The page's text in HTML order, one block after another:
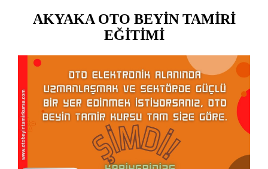
AKYAKA OTO BEYİN TAMİRİ
EĞİTİMİ